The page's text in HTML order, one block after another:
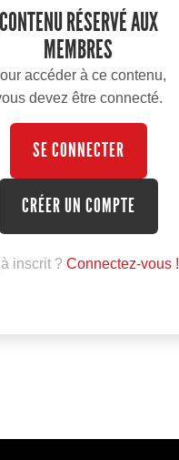
CONTENU RÉSERVÉ AUX
MEMBRES
accéder à ce contenu,
devez être connecté.
SE CONNECTER
CRÉER UN COMPTE
inscrit ? Connectez-vous !